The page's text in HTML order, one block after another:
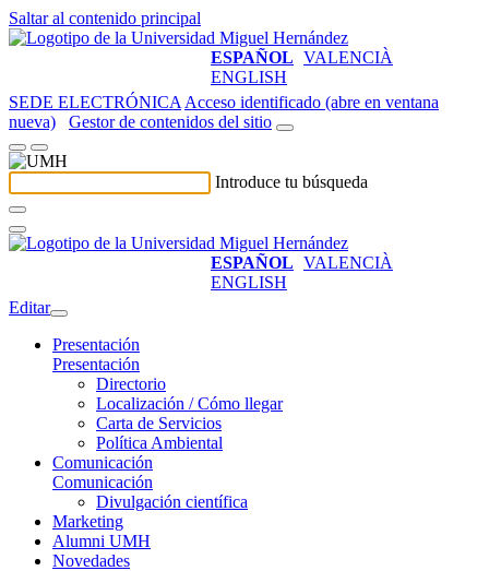
Saltar al contenido principal
ESPAÑOL VALENCIÀ
ENGLISH
SEDE ELECTRÓNICA Acceso identificado (abre en ventana
nueva)
Gestor de contenidos del sitio
Introduce tu búsqueda
ESPAÑOL VALENCIÀ
ENGLISH
Editar
Presentación
Presentación
Directorio
Localización / Cómo llegar
Carta de Servicios
Política Ambiental
Comunicación
Comunicación
Divulgación científica
Marketing
Alumni UMH
Novedades